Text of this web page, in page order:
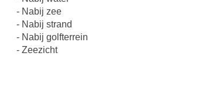
- Nabij zee
- Nabij strand
- Nabij golfterrein
- Zeezicht